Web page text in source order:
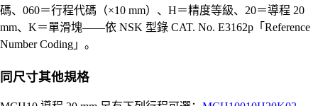
碼、060＝行程代碼（×10 mm）、H＝精度等級、20＝導程 20
mm、K＝單滑塊——依 NSK 型錄 CAT. No. E3162p「Reference
Number Coding」。
同尺寸其他規格